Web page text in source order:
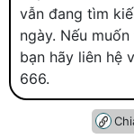
vẫn đang tìm
ngày. Nếu
bạn hãy liên hệ
666.